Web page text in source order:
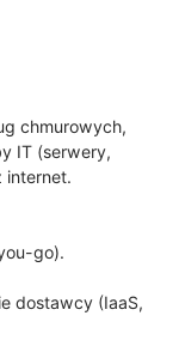
chmurowych,
IT (serwery,
internet.
go).
dostawcy (IaaS,